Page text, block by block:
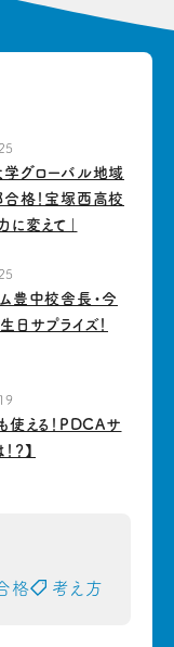
グローバル地域
格！宝塚西高校
に変えて」
豊中校舎長・今
日サプライズ！
使える！PDCAサ
？】
格 考え方